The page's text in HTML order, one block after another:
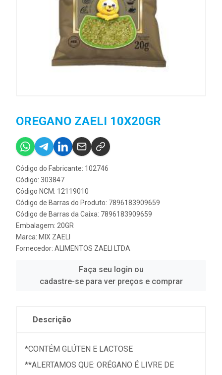
OREGANO ZAELI 10X20GR
Código do Fabricante: 102746
Código: 303847
Código NCM: 12119010
Código de Barras do Produto: 7896183909659
Código de Barras da Caixa: 7896183909659
Embalagem: 20GR
Marca: MIX ZAELI
Fornecedor: ALIMENTOS ZAELI LTDA
Faça seu login ou
cadastre-se para ver preços e comprar
Descrição
*CONTÉM GLÚTEN E LACTOSE
**ALERTAMOS QUE: ORÉGANO É LIVRE DE